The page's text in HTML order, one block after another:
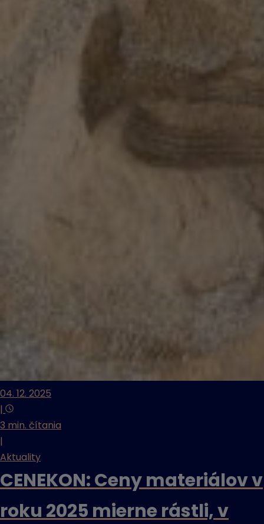
04. 12. 2025
|
3 min. čítania
|
Aktuality
CENEKON: Ceny materiálov v
roku 2025 mierne rástli, v